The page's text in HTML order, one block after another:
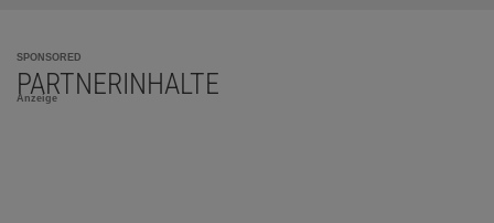
SPONSORED
PARTNERINHALTE
Anzeige